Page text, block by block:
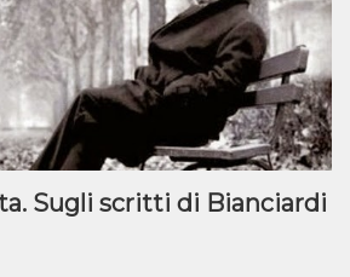
Sugli scritti di Bianciardi